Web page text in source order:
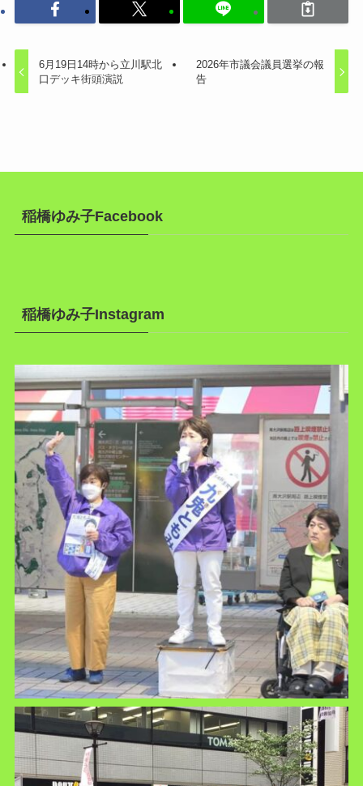
6月19日14時から立川駅北
口デッキ街頭演説
2026年市議会議員選挙の報
告
稲橋ゆみ子Facebook
稲橋ゆみ子Instagram